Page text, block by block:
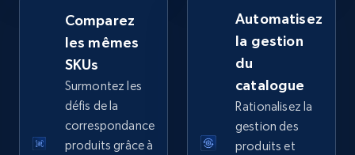
TikTok Shop - Collect TikTok shop products
by keywords search
URL, Title, Available, Description, Currency, Initial
price, Final price, Discount percent, and more.
Commencer
Comparez
les mêmes
SKUs
Surmontez les
défis de la
correspondance
produits grâce à
Automatisez
la gestion
du
catalogue
Rationalisez la
gestion des
produits et